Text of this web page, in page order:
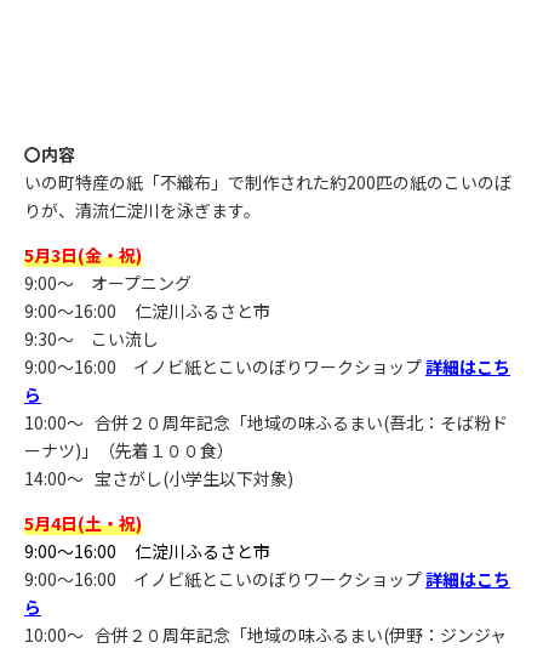
〇内容
いの町特産の紙「不織布」で制作された約200匹の紙のこいのぼ
りが、清流仁淀川を泳ぎます。
5月3日(金・祝)
9:00～ オープニング
9:00～16:00 仁淀川ふるさと市
9:30～ こい流し
9:00～16:00 イノビ紙とこいのぼりワークショップ詳細はこち
ら
10:00～ 合併２０周年記念「地域の味ふるまい(吾北：そば粉ド
ーナツ)」（先着１００食）
14:00～ 宝さがし(小学生以下対象)
5月4日(土・祝)
9:00～16:00 仁淀川ふるさと市
9:00～16:00 イノビ紙とこいのぼりワークショップ詳細はこち
ら
10:00～ 合併２０周年記念「地域の味ふるまい(伊野：ジンジャ